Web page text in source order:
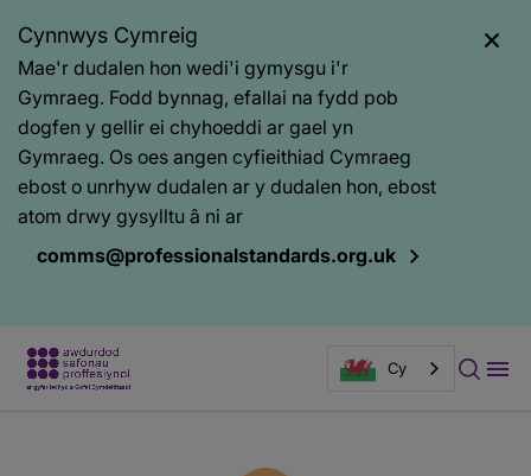
Cynnwys Cymreig
Mae'r dudalen hon wedi'i gymysgu i'r
Gymraeg. Fodd bynnag, efallai na fydd pob
dogfen y gellir ei chyhoeddi ar gael yn
Gymraeg. Os oes angen cyfieithiad Cymraeg
ebost o unrhyw dudalen ar y dudalen hon, ebost
atom drwy gysylltu â ni ar
comms@professionalstandards.org.uk
Cy